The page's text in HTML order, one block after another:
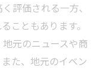
評価される一方、
こともあります。
元のニュースや商
た、地元のイベン